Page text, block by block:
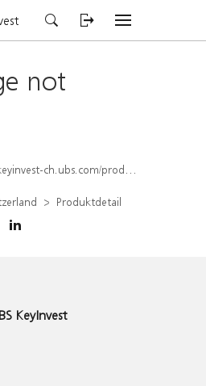
not
ch.ubs.com/produkt/detail/index/isin/CH1558312778
Produktdetail
KeyInvest